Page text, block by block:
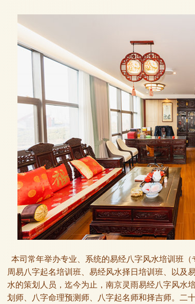
本司常年举办专业、系统的易经八字风水培训班
周易八字起名培训班、易经风水择日培训班、以及
水的策划人员，迄今为止，南京灵雨易经八字风水
划师、八字命理预测师、八字起名师和择吉师。二